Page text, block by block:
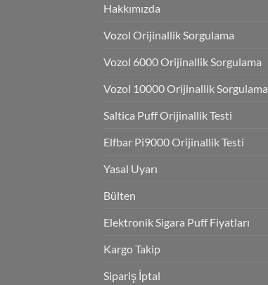
Hakkımızda
Vozol Orijinallik Sorgulama
Vozol 6000 Orijinallik Sorgulama
Vozol 10000 Orijinallik Sorgulama
Saltica Puff Orijinallik Testi
Elfbar Pi9000 Orijinallik Testi
Yasal Uyarı
Bülten
Elektronik Sigara Puff Fiyatları
Kargo Takip
Sipariş İptal